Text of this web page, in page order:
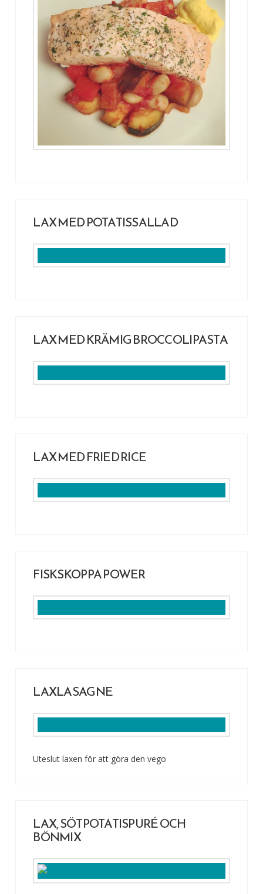
LAX MED POTATISSALLAD
LAX MED KRÄMIG BROCCOLIPASTA
LAX MED FRIED RICE
FISKSKOPPA POWER
LAXLASAGNE
Uteslut laxen för att göra den vego
LAX, SÖTPOTATISPURÉ OCH
BÖNMIX